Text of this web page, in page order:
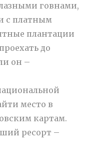
говнами,
с платным
плантации
до
он –
место в
картам.
ресорт –